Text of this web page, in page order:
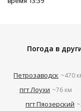
Погода в
Петрозаводск ~470
пгт Лоухи ~76 км
пгт Пяозерский